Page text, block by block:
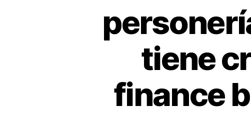
tiene
finance